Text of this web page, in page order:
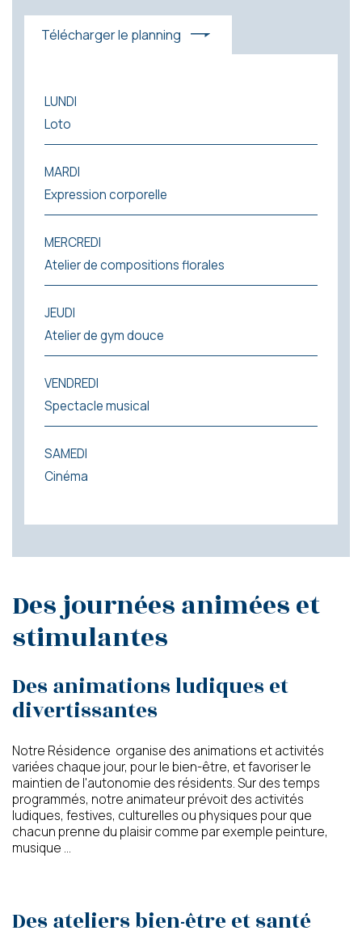
Télécharger le planning
LUNDI
Loto
MARDI
Expression corporelle
MERCREDI
Atelier de compositions florales
JEUDI
Atelier de gym douce
VENDREDI
Spectacle musical
SAMEDI
Cinéma
Des journées animées et
stimulantes
Des animations ludiques et
divertissantes
Notre Résidence organise des animations et activités
variées chaque jour, pour le bien-être, et favoriser le
maintien de l'autonomie des résidents. Sur des temps
programmés, notre animateur prévoit des activités
ludiques, festives, culturelles ou physiques pour que
chacun prenne du plaisir comme par exemple peinture,
musique ...
Des ateliers bien-être et santé